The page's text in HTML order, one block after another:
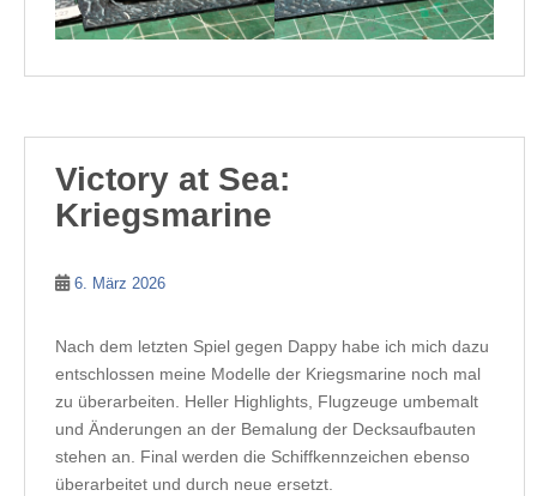
Victory at Sea:
Kriegsmarine
6. März 2026
Nach dem letzten Spiel gegen Dappy habe ich mich dazu
entschlossen meine Modelle der Kriegsmarine noch mal
zu überarbeiten. Heller Highlights, Flugzeuge umbemalt
und Änderungen an der Bemalung der Decksaufbauten
stehen an. Final werden die Schiffkennzeichen ebenso
überarbeitet und durch neue ersetzt.